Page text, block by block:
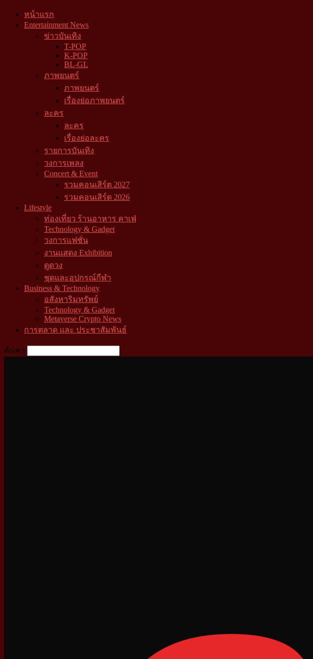
หน้าแรก
Entertainment News
ข่าวบันเทิง
T-POP
K-POP
BL-GL
ภาพยนตร์
ภาพยนตร์
เรื่องย่อภาพยนตร์
ละคร
ละคร
เรื่องย่อละคร
รายการบันเทิง
วงการเพลง
Concert & Event
รวมคอนเสิร์ต 2027
รวมคอนเสิร์ต 2026
Lifestyle
ท่องเที่ยว ร้านอาหาร คาเฟ่
Technology & Gadget
วงการแฟชั่น
งานแสดง Exhibition
ดูดวง
ชุดและอุปกรณ์กีฬา
Business & Technology
อสังหาริมทรัพย์
Technology & Gadget
Metaverse Crypto News
การตลาด และ ประชาสัมพันธ์
ค้นหา